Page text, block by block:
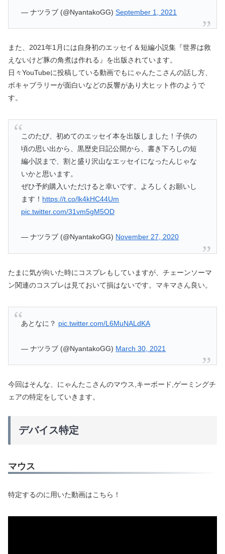
— ナツラブ (@NyantakoGG)September 1, 2021
また、2021年1月には自身初のエッセイ＆短編小説集『世界は救
えないけど豚の角煮は作れる』を出版されています。
日々YouTubeに投稿している動画でもにゃんたこさんの話し方、
ボキャブラリーが面白いなどの反響があり大ヒット作のようで
す。
このたび、初めてのエッセイ本を出版しました！子供の
頃の思い出から、黒歴史日記公開から、書き下ろしの短
編小説まで、割と盛り沢山なエッセイになったんじゃな
いかと思います。
ぜひ予約購入いただけると幸いです。よろしくお願いし
ます！ https://t.co/lk4kHC44Um
pic.twitter.com/31vm5gM5OD
— ナツラブ (@NyantakoGG) November 27, 2020
たまに気が向いた時にコスプレもしていますが、チェーンソーマ
ン関連のコスプレは見ておいて損はないです。マキマさん良い。
あとなに？ pic.twitter.com/L6MuNALdKA
— ナツラブ (@NyantakoGG) March 30, 2021
今回はそんな、にゃんたこさんのマウス,キーボード,ゲーミングチ
ェアの特定をしていきます。
デバイス特定
マウス
特定するのに用いた動画はこちら！